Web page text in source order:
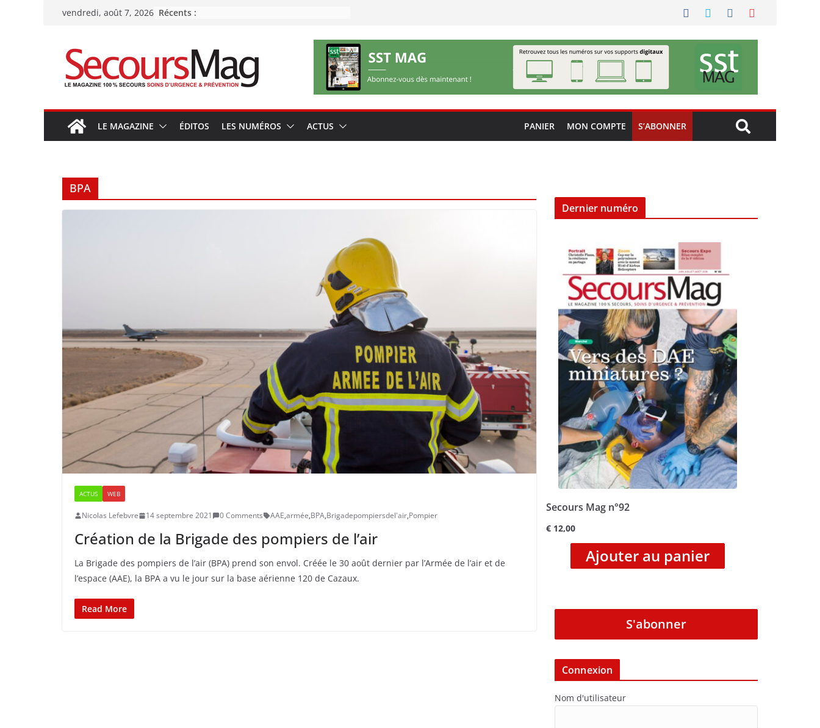
Passervendredi, août 7, 2026 Récents :
LE MAGAZINE ÉDITOS LES NUMÉROS ACTUS PANIER MON COMPTE S’ABONNER
BPA
ACTUS WEB
Nicolas Lefebvre 14 septembre 2021 0 Comments AAE,armée,BPA,Brigadepompiersdel'air,Pompier
Création de la Brigade des pompiers de l’air
La Brigade des pompiers de l’air (BPA) prend son envol. Créée le 30 août dernier par l’Armée de l’air et de
l’espace (AAE), la BPA a vu le jour sur la base aérienne 120 de Cazaux.
Read More
Dernier numéro
Secours Mag n°92
€ 12,00
Ajouter au panier
S'abonner
Connexion
Nom d'utilisateur